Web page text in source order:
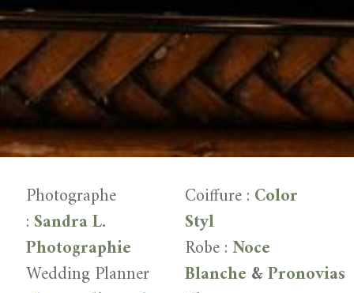
Photographe
: Sandra L.
Photographie
Wedding Planner
Coiffure : Color
Styl
Robe :Noce
Blanche &Pronovias